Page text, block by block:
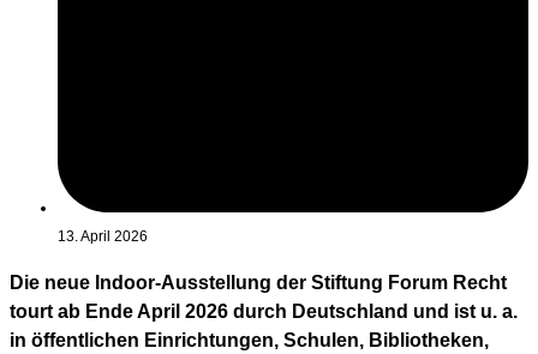
13. April 2026
Die neue Indoor-Ausstellung der Stiftung Forum Recht
tourt ab Ende April 2026 durch Deutschland und ist u. a.
in öffentlichen Einrichtungen, Schulen, Bibliotheken,